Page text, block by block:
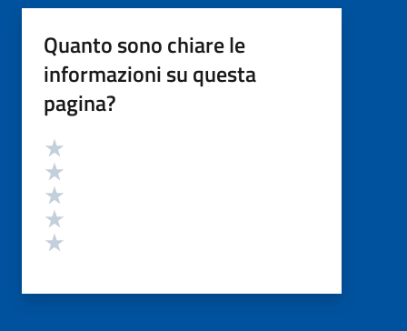
Quanto sono chiare le
informazioni su questa
pagina?
Valutazione